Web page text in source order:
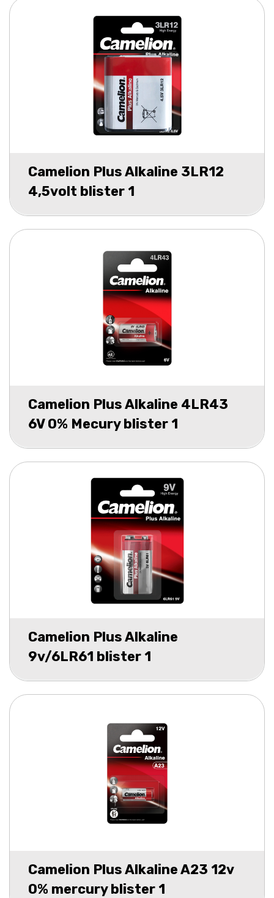
Camelion Plus Alkaline 3LR12
4,5volt blister 1
Camelion Plus Alkaline 4LR43
6V 0% Mecury blister 1
Camelion Plus Alkaline
9v/6LR61 blister 1
Camelion Plus Alkaline A23 12v
0% mercury blister 1